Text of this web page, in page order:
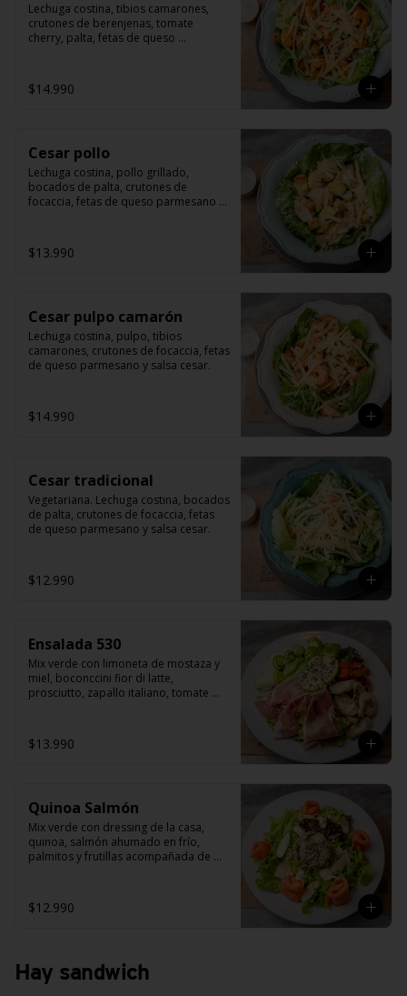
Lechuga costina, tibios camarones,
crutones de berenjenas, tomate
cherry, palta, fetas de queso
$14.990
Cesar pollo
Lechuga costina, pollo grillado,
bocados de palta, crutones de
focaccia, fetas de queso parmesano y
$13.990
Cesar pulpo camarón
Lechuga costina, pulpo, tibios
camarones, crutones de focaccia, fetas
de queso parmesano y salsa cesar.
$14.990
Cesar tradicional
Vegetariana. Lechuga costina, bocados
de palta, crutones de focaccia, fetas
de queso parmesano y salsa cesar.
$12.990
Ensalada 530
Mix verde con limoneta de mostaza y
miel, boconccini fior di latte,
prosciutto, zapallo italiano, tomate
$13.990
Quinoa Salmón
Mix verde con dressing de la casa,
quinoa, salmón ahumado en frío,
palmitos y frutillas acompañada de
$12.990
Hay sandwich